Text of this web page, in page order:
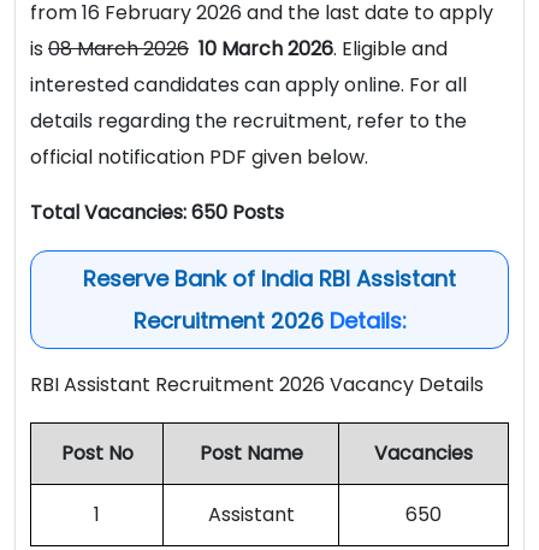
from 16 February 2026 and the last date to apply
is 08 March 2026 10 March 2026. Eligible and
interested candidates can apply online. For all
details regarding the recruitment, refer to the
official notification PDF given below.
Total Vacancies: 650 Posts
Reserve Bank of India RBI Assistant
Recruitment 2026Details:
RBI Assistant Recruitment 2026 Vacancy Details
Post No Post Name Vacancies
1 Assistant 650